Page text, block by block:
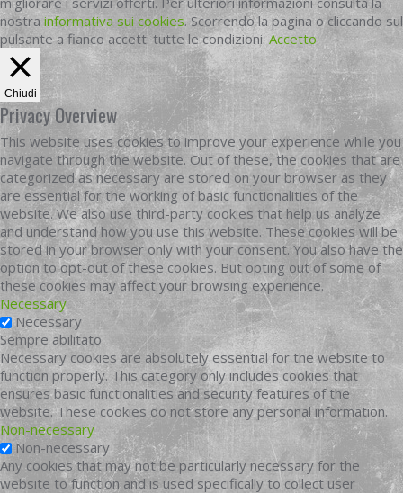
nostra informativa sui cookies. Scorrendo la pagina o cliccando sul
pulsante a fianco accetti tutte le condizioni. Accetto
Chiudi
Privacy Overview
This website uses cookies to improve your experience while you
navigate through the website. Out of these, the cookies that are
categorized as necessary are stored on your browser as they
are essential for the working of basic functionalities of the
website. We also use third-party cookies that help us analyze
and understand how you use this website. These cookies will be
stored in your browser only with your consent. You also have the
option to opt-out of these cookies. But opting out of some of
these cookies may affect your browsing experience.
Necessary
Necessary
Sempre abilitato
Necessary cookies are absolutely essential for the website to
function properly. This category only includes cookies that
ensures basic functionalities and security features of the
website. These cookies do not store any personal information.
Non-necessary
Non-necessary
Any cookies that may not be particularly necessary for the
website to function and is used specifically to collect user